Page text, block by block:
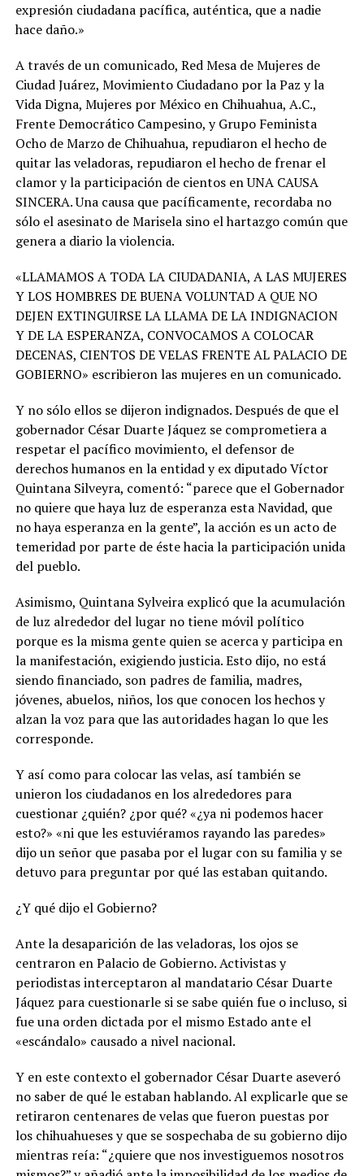
expresión ciudadana pacífica, auténtica, que a nadie
hace daño.»
A través de un comunicado, Red Mesa de Mujeres de
Ciudad Juárez, Movimiento Ciudadano por la Paz y la
Vida Digna, Mujeres por México en Chihuahua, A.C.,
Frente Democrático Campesino, y Grupo Feminista
Ocho de Marzo de Chihuahua, repudiaron el hecho de
quitar las veladoras, repudiaron el hecho de frenar el
clamor y la participación de cientos en UNA CAUSA
SINCERA. Una causa que pacíficamente, recordaba no
sólo el asesinato de Marisela sino el hartazgo común que
genera a diario la violencia.
«LLAMAMOS A TODA LA CIUDADANIA, A LAS MUJERES
Y LOS HOMBRES DE BUENA VOLUNTAD A QUE NO
DEJEN EXTINGUIRSE LA LLAMA DE LA INDIGNACION
Y DE LA ESPERANZA, CONVOCAMOS A COLOCAR
DECENAS, CIENTOS DE VELAS FRENTE AL PALACIO DE
GOBIERNO» escribieron las mujeres en un comunicado.
Y no sólo ellos se dijeron indignados. Después de que el
gobernador César Duarte Jáquez se comprometiera a
respetar el pacífico movimiento, el defensor de
derechos humanos en la entidad y ex diputado Víctor
Quintana Silveyra, comentó: “parece que el Gobernador
no quiere que haya luz de esperanza esta Navidad, que
no haya esperanza en la gente”, la acción es un acto de
temeridad por parte de éste hacia la participación unida
del pueblo.
Asimismo, Quintana Sylveira explicó que la acumulación
de luz alrededor del lugar no tiene móvil político
porque es la misma gente quien se acerca y participa en
la manifestación, exigiendo justicia. Esto dijo, no está
siendo financiado, son padres de familia, madres,
jóvenes, abuelos, niños, los que conocen los hechos y
alzan la voz para que las autoridades hagan lo que les
corresponde.
Y así como para colocar las velas, así también se
unieron los ciudadanos en los alrededores para
cuestionar ¿quién? ¿por qué? «¿ya ni podemos hacer
esto?» «ni que les estuviéramos rayando las paredes»
dijo un señor que pasaba por el lugar con su familia y se
detuvo para preguntar por qué las estaban quitando.
¿Y qué dijo el Gobierno?
Ante la desaparición de las veladoras, los ojos se
centraron en Palacio de Gobierno. Activistas y
periodistas interceptaron al mandatario César Duarte
Jáquez para cuestionarle si se sabe quién fue o incluso, si
fue una orden dictada por el mismo Estado ante el
«escándalo» causado a nivel nacional.
Y en este contexto el gobernador César Duarte aseveró
no saber de qué le estaban hablando. Al explicarle que se
retiraron centenares de velas que fueron puestas por
los chihuahueses y que se sospechaba de su gobierno dijo
mientras reía: “¿quiere que nos investiguemos nosotros